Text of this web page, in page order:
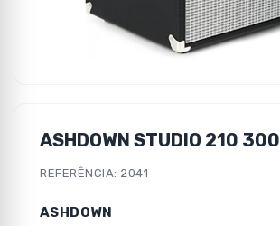
ASHDOWN STUDIO 210 300
REFERÊNCIA: 2041
ASHDOWN